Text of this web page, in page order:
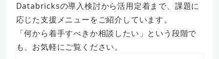
Databricksの導入検討から活用定着まで、課題に
応じた支援メニューをご紹介しています。
「何から着手すべきか相談したい」という段階で
も、お気軽にご覧ください。